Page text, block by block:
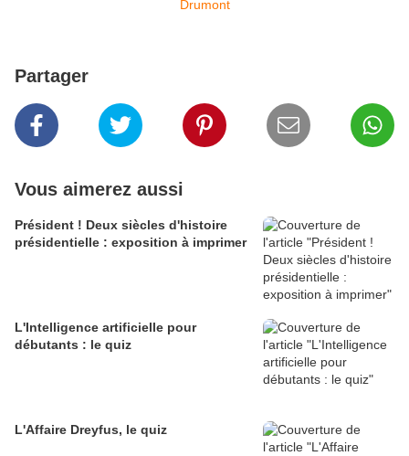
Partager
Vous aimerez aussi
Président ! Deux siècles d'histoire
présidentielle : exposition à imprimer
L'Intelligence artificielle pour
débutants : le quiz
L'Affaire Dreyfus, le quiz